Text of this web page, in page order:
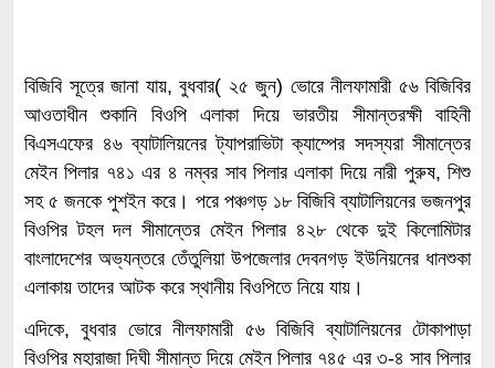
বিজিবি সূত্রে জানা যায়, বুধবার( ২৫ জুন) ভোরে নীলফামারী ৫৬ বিজিবির
আওতাধীন শুকানি বিওপি এলাকা দিয়ে ভারতীয় সীমান্তরক্ষী বাহিনী
বিএসএফের ৪৬ ব্যাটালিয়নের ট্যাপরাভিটা ক্যাম্পের সদস্যরা সীমান্তের
মেইন পিলার ৭৪১ এর ৪ নম্বর সাব পিলার এলাকা দিয়ে নারী পুরুষ, শিশু
সহ ৫ জনকে পুশইন করে। পরে পঞ্চগড় ১৮ বিজিবি ব্যাটালিয়নের ভজনপুর
বিওপির টহল দল সীমান্তের মেইন পিলার ৪২৮ থেকে দুই কিলোমিটার
বাংলাদেশের অভ্যন্তরে তেঁতুলিয়া উপজেলার দেবনগড় ইউনিয়নের ধানশুকা
এলাকায় তাদের আটক করে স্থানীয় বিওপিতে নিয়ে যায়।
এদিকে, বুধবার ভোরে নীলফামারী ৫৬ বিজিবি ব্যাটালিয়নের টোকাপাড়া
বিওপির মহারাজা দিঘী সীমান্ত দিয়ে মেইন পিলার ৭৪৫ এর ৩-৪ সাব পিলার